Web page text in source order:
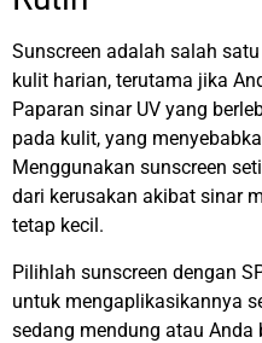
Sunscreen adalah salah
kulit harian, terutama jika
Paparan sinar UV yang
pada kulit, yang
Menggunakan sunscreen
dari kerusakan akibat sinar
tetap kecil.
Pilihlah sunscreen dengan
untuk mengaplikasikannya
sedang mendung atau